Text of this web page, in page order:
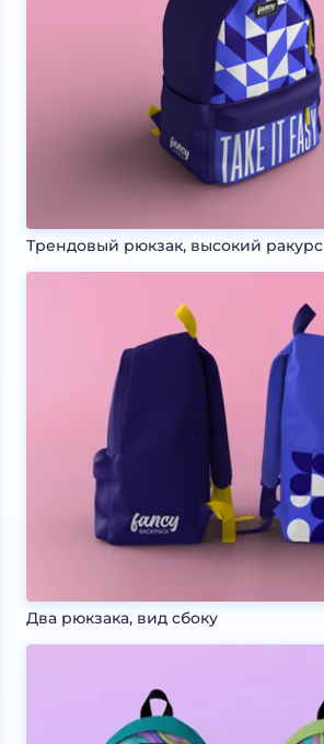
Трендовый рюкзак, высокий ракурс
Два рюкзака, вид сбоку